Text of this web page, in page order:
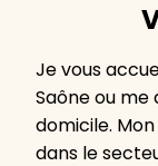
Je vous
Saône ou
domicile.
dans le